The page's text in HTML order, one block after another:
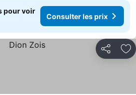
pour voir
Consulter les prix
Partager